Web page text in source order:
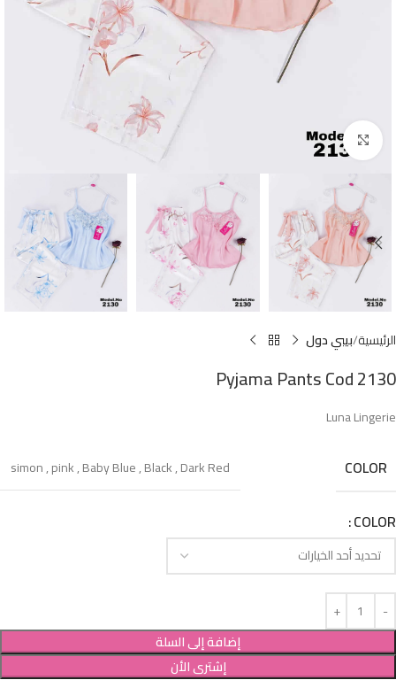
Click to enlarge
الرئيسية بيبي دول
Pyjama Pants Cod 2130
Luna Lingerie
COLOR
simon,pink,Baby Blue,Black,Dark Red
COLOR
إضافة إلى السلة
إشترى الأن